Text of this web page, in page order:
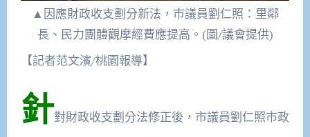
▲因應財政收支劃分新法，市議員劉仁照：里鄰
長、民力團體觀摩經費應提高。(圖/議會提供)
【記者范文濱/桃園報導】
針對財政收支劃分法修正後，市議員劉仁照市政